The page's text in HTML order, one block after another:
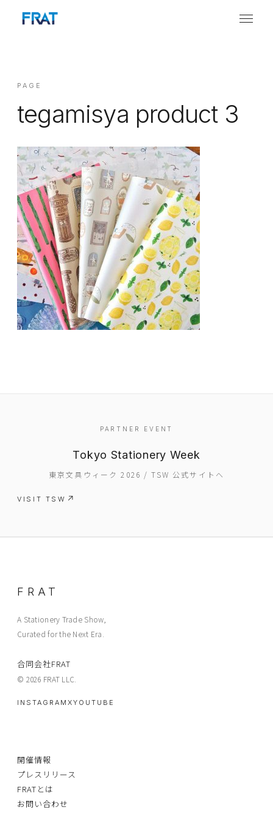
EVENT
PRESS
BOOSTER
PAGE
tegamisya product 3
PARTNER EVENT
Tokyo Stationery Week
東京文具ウィーク 2026 / TSW 公式サイトへ
VISIT TSW
FRAT
A Stationery Trade Show,
Curated for the Next Era.
合同会社FRAT
© 2026 FRAT LLC.
INSTAGRAM XYOUTUBE
開催情報
プレスリリース
FRATとは
お問い合わせ